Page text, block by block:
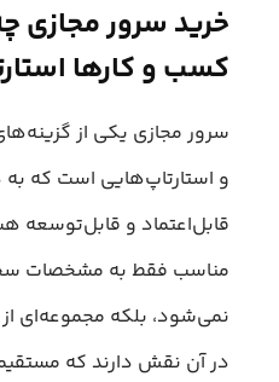
خرید سرور مجازی
کسب و کارها
سرور مجازی یکی از
و استارتاپ‌هایی است که به
قابل‌اعتماد و قابل‌توسعه
مناسب فقط به مشخصات
نمی‌شود، بلکه مجموعه‌ای
در آن نقش دارند که